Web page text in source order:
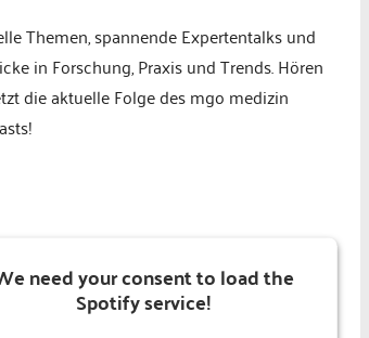
Themen, spannende Expertentalks und
in Forschung, Praxis und Trends. Hören
die aktuelle Folge des mgo medizin
need your consent to load the
Spotify service!